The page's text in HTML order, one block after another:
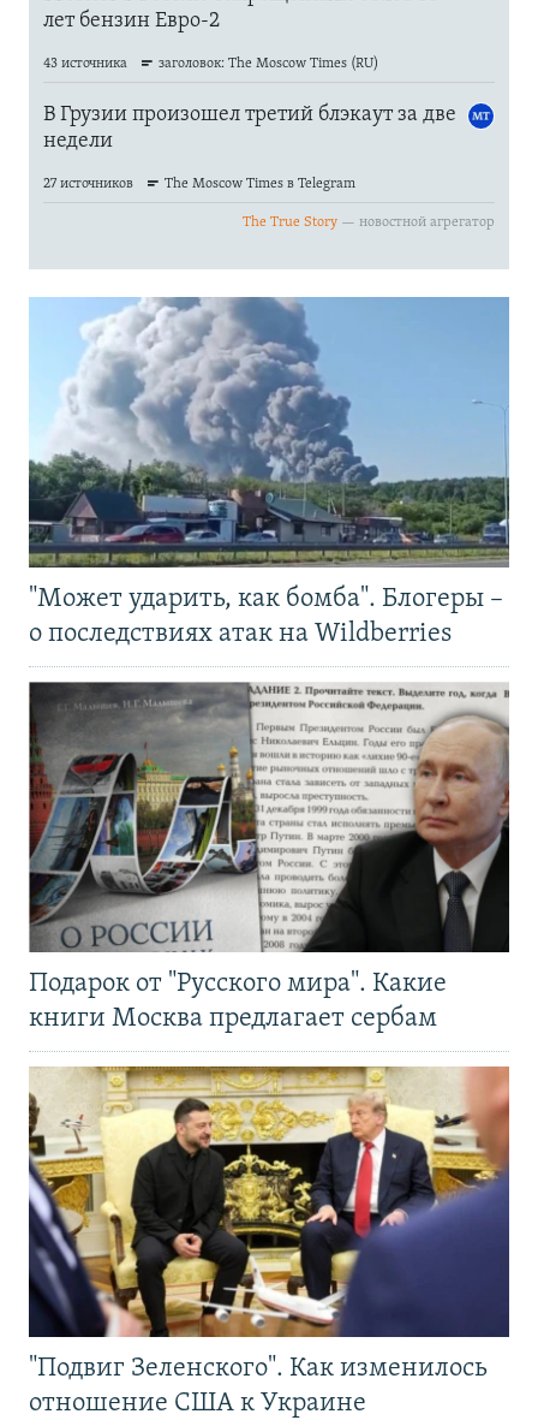
"Может ударить, как бомба". Блогеры –
о последствиях атак на Wildberries
Подарок от "Русского мира". Какие
книги Москва предлагает сербам
"Подвиг Зеленского". Как изменилось
отношение США к Украине